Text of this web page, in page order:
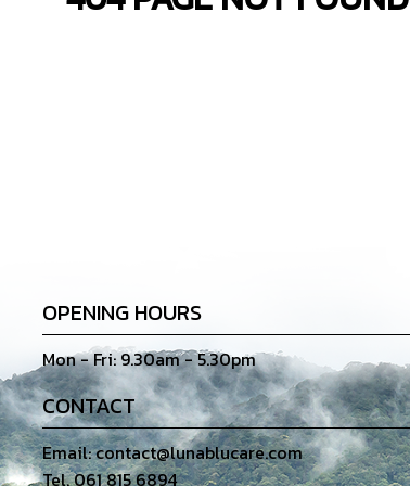
OPENING HOURS
Mon - Fri: 9.30am - 5.30pm
CONTACT
Email: contact@lunablucare.com
Tel. 061 815 6894